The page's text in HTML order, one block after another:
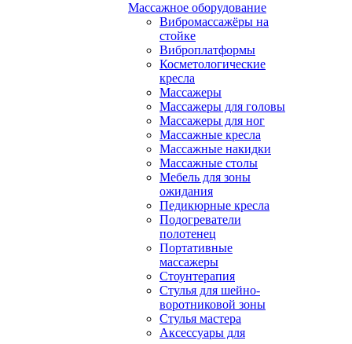
Массажное оборудование
Вибромассажёры на
стойке
Виброплатформы
Косметологические
кресла
Массажеры
Массажеры для головы
Массажеры для ног
Массажные кресла
Массажные накидки
Массажные столы
Мебель для зоны
ожидания
Педикюрные кресла
Подогреватели
полотенец
Портативные
массажеры
Стоунтерапия
Стулья для шейно-
воротниковой зоны
Стулья мастера
Аксессуары для